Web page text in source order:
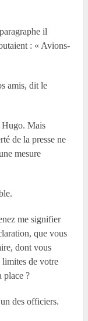
il
: « Avions-
amis, dit le
Hugo. Mais
de la presse ne
mesure
me signifier
que vous
dont vous
limites de votre
place ?
des officiers.